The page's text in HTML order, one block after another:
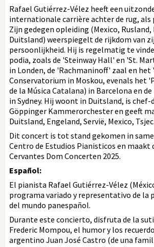
Rafael Gutiérrez-Vélez heeft een
internationale carrière achter de rug,
Zijn gedegen opleiding (Mexico, Rusland,
Duitsland) weerspiegelt de rijkdom van
persoonlijkheid. Hij is regelmatig te
podia, zoals de 'Steinway Hall' en 'St.
in Londen, de 'Rachmaninoff' zaal en het
Conservatorium in Moskou, evenals het
de la Música Catalana) in Barcelona en
in Sydney. Hij woont in Duitsland, is
Göppinger Kammerorchester en geeft
Duitsland, Engeland, Servië, Mexico,
Dit concert is tot stand gekomen in
Centro de Estudios Pianisticos en maakt
Cervantes Dom Concerten 2025.
Español:
El pianista Rafael Gutiérrez-Vélez
programa variado y representativo de la
del mundo panespañol.
Durante este concierto, disfruta de la
Frederic Mompou, el humor y los
argentino Juan José Castro (de una